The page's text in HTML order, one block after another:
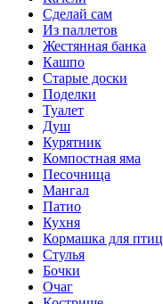
Сделай сам
Из паллетов
Жестянная банка
Кашпо
Старые доски
Поделки
Туалет
Душ
Курятник
Компостная яма
Песочница
Мангал
Патио
Кухня
Кормашка для птиц
Стулья
Бочки
Очаг